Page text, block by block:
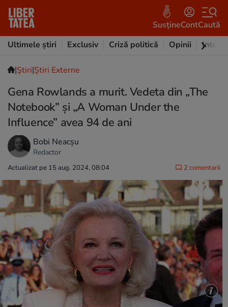
SusțineContCaută
Ultimele știri
Exclusiv Criză politică Opinii
|Ştiri|Știri Externe
Gena Rowlands a murit. Vedeta din „The
Notebook” şi „A Woman Under the
Influence” avea 94 de ani
Bobi Neacșu
Redactor
Actualizat pe 15 aug. 2024, 08:04 2 comentarii